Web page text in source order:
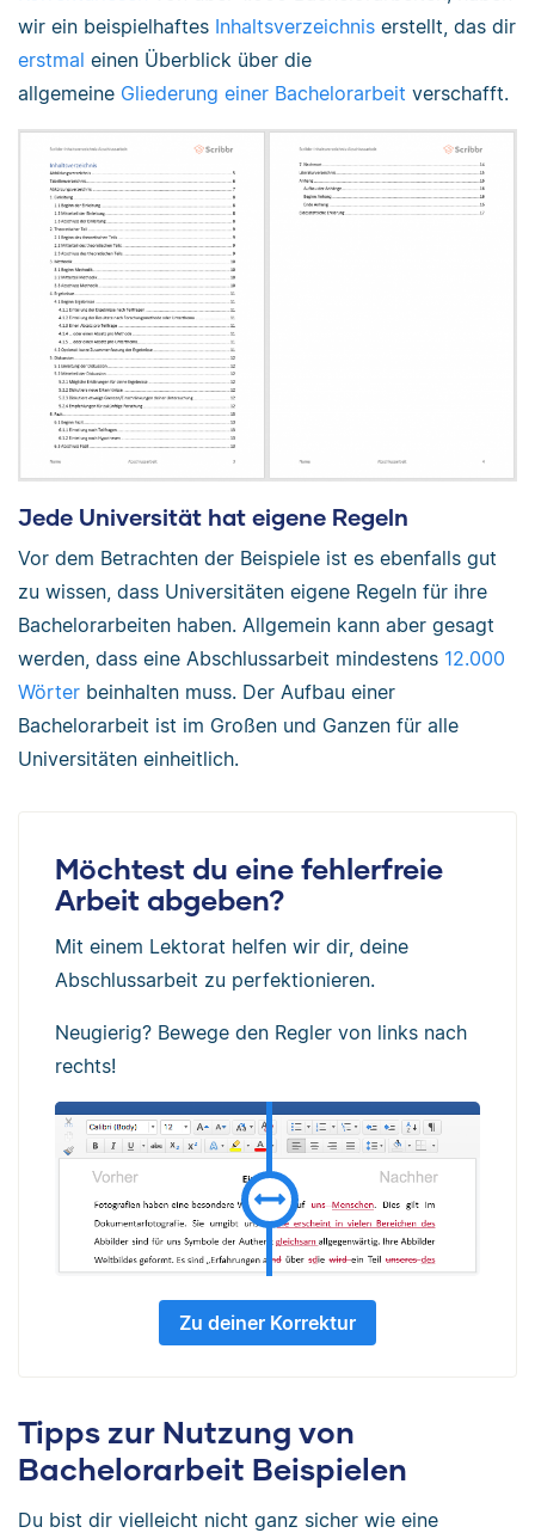
wir ein beispielhaftes Inhaltsverzeichnis erstellt, das dir
erstmal einen Überblick über die
allgemeine Gliederung einer Bachelorarbeit verschafft.
Jede Universität hat eigene Regeln
Vor dem Betrachten der Beispiele ist es ebenfalls gut
zu wissen, dass Universitäten eigene Regeln für ihre
Bachelorarbeiten haben. Allgemein kann aber gesagt
werden, dass eine Abschlussarbeit mindestens 12.000
Wörter beinhalten muss. Der Aufbau einer
Bachelorarbeit ist im Großen und Ganzen für alle
Universitäten einheitlich.
Möchtest du eine fehlerfreie
Arbeit abgeben?
Mit einem Lektorat helfen wir dir, deine
Abschlussarbeit zu perfektionieren.
Neugierig? Bewege den Regler von links nach
rechts!
Zu deiner Korrektur
Tipps zur Nutzung von
Bachelorarbeit Beispielen
Du bist dir vielleicht nicht ganz sicher wie eine